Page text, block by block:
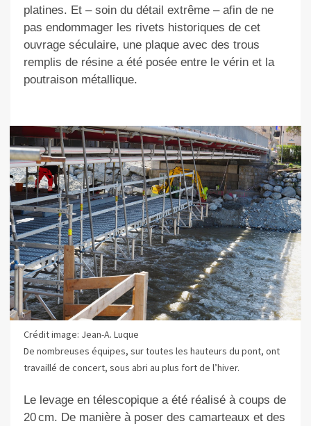
platines. Et – soin du détail extrême – afin de ne
pas endommager les rivets historiques de cet
ouvrage séculaire, une plaque avec des trous
remplis de résine a été posée entre le vérin et la
poutraison métallique.
Crédit image: Jean-A. Luque
De nombreuses équipes, sur toutes les hauteurs du pont, ont
travaillé de concert, sous abri au plus fort de l’hiver.
Le levage en télescopique a été réalisé à coups de
20 cm. De manière à poser des camarteaux et des